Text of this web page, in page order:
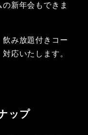
新年会もできま
み放題付きコー
応いたします。
ップ